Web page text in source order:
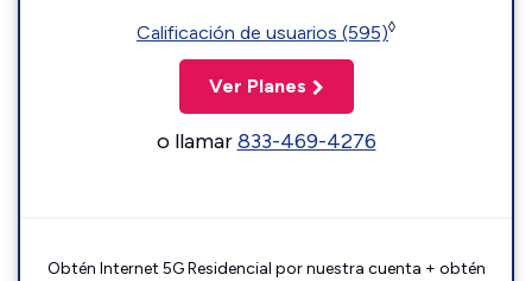
Calificación de usuarios (595)◊
Ver Planes
o llamar833-469-4276
Obtén Internet 5G Residencial por nuestra cuenta + obtén